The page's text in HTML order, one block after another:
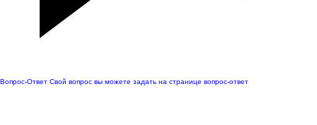
Вопрос-Ответ Свой вопрос вы можете задать на странице вопрос-ответ